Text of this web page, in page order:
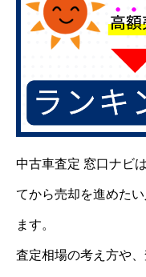
中古車査定 窓口ナビ
てから売却を進めた
ます。
査定相場の考え方や